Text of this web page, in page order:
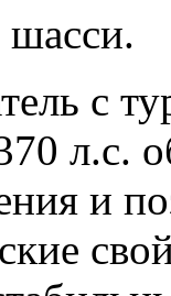
с
л.с.
и